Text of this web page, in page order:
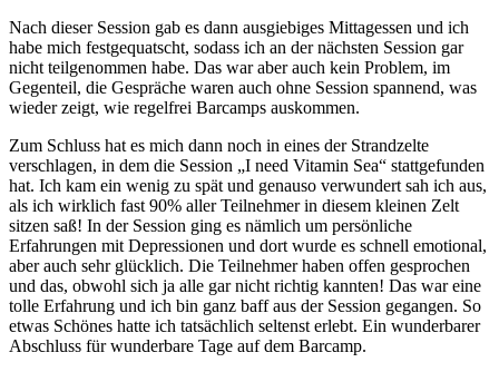
Nach dieser Session gab es dann ausgiebiges Mittagessen und ich
habe mich festgequatscht, sodass ich an der nächsten Session gar
nicht teilgenommen habe. Das war aber auch kein Problem, im
Gegenteil, die Gespräche waren auch ohne Session spannend, was
wieder zeigt, wie regelfrei Barcamps auskommen.
Zum Schluss hat es mich dann noch in eines der Strandzelte
verschlagen, in dem die Session „I need Vitamin Sea“ stattgefunden
hat. Ich kam ein wenig zu spät und genauso verwundert sah ich aus,
als ich wirklich fast 90% aller Teilnehmer in diesem kleinen Zelt
sitzen saß! In der Session ging es nämlich um persönliche
Erfahrungen mit Depressionen und dort wurde es schnell emotional,
aber auch sehr glücklich. Die Teilnehmer haben offen gesprochen
und das, obwohl sich ja alle gar nicht richtig kannten! Das war eine
tolle Erfahrung und ich bin ganz baff aus der Session gegangen. So
etwas Schönes hatte ich tatsächlich seltenst erlebt. Ein wunderbarer
Abschluss für wunderbare Tage auf dem Barcamp.